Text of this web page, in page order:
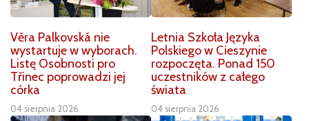
Věra Palkovská nie
wystartuje w wyborach.
Listę Osobnosti pro
Třinec poprowadzi jej
córka
04 sierpnia 2026
Letnia Szkoła Języka
Polskiego w Cieszynie
rozpoczęta. Ponad 150
uczestników z całego
świata
04 sierpnia 2026